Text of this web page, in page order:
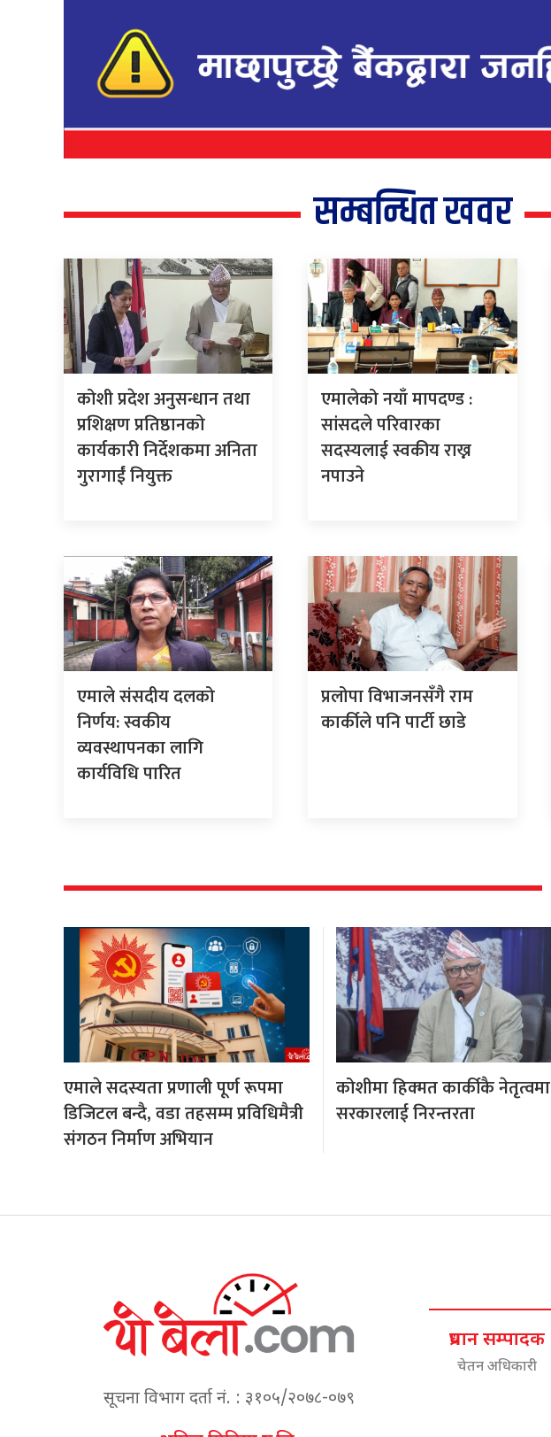
सम्बन्धित खवर
कोशी प्रदेश अनुसन्धान तथा
प्रशिक्षण प्रतिष्ठानको
कार्यकारी निर्देशकमा अनिता
गुरागाईं नियुक्त
एमालेको नयाँ मापदण्ड :
सांसदले परिवारका
सदस्यलाई स्वकीय राख्न
नपाउने
एमाले संसदीय दलको
निर्णय: स्वकीय
व्यवस्थापनका लागि
कार्यविधि पारित
प्रलोपा विभाजनसँगै राम
कार्कीले पनि पार्टी छाडे
एमाले सदस्यता प्रणाली पूर्ण रूपमा
डिजिटल बन्दै, वडा तहसम्म प्रविधिमैत्री
संगठन निर्माण अभियान
कोशीमा हिक्मत कार्कीकै नेतृत्वमा
सरकारलाई निरन्तरता
सूचना विभाग दर्ता नं. : ३१०५/२०७८-०७९
प्रधान सम्पादक
चेतन अधिकारी